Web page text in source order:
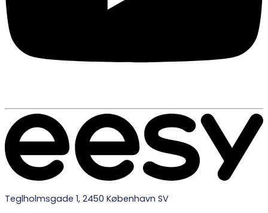
Teglholmsgade 1, 2450 København SV